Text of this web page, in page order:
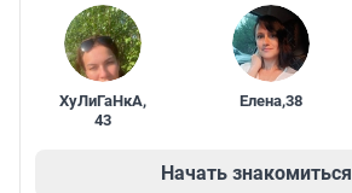
ХуЛиГаНкА,
43
Елена,38
Начать знакомиться